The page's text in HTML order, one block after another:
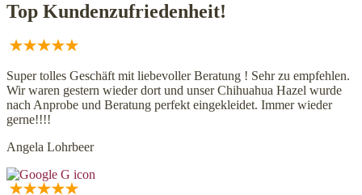
Top Kundenzufriedenheit!
Super tolles Geschäft mit liebevoller Beratung ! Sehr zu empfehlen.
Wir waren gestern wieder dort und unser Chihuahua Hazel wurde
nach Anprobe und Beratung perfekt eingekleidet. Immer wieder
gerne!!!!
Angela Lohrbeer